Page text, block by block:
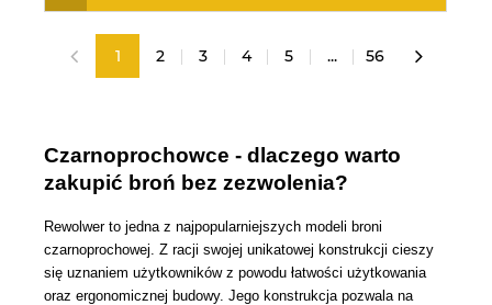
1 2 3 4 5 ... 56
Czarnoprochowce - dlaczego warto
zakupić broń bez zezwolenia?
Rewolwer to jedna z najpopularniejszych modeli broni
czarnoprochowej. Z racji swojej unikatowej konstrukcji cieszy
się uznaniem użytkowników z powodu łatwości użytkowania
oraz ergonomicznej budowy. Jego konstrukcja pozwala na